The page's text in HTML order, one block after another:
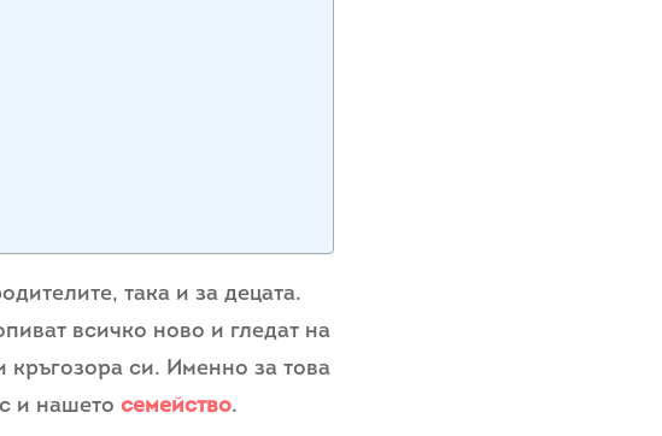
така и за децата.
всичко ново и гледат на
си. Именно за това
и нашето семейство.